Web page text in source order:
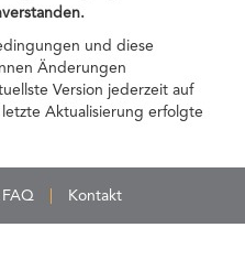
und diese
Änderungen
Version jederzeit auf
Aktualisierung erfolgte
FAQ Kontakt